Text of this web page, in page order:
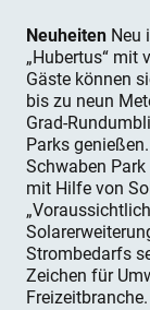
Neuheiten Neu
„Hubertus“ mit
Gäste können
bis zu neun
Grad-
Parks
Schwaben
mit Hilfe von
Strombedarfs
Zeichen für
Freizeitbranche.